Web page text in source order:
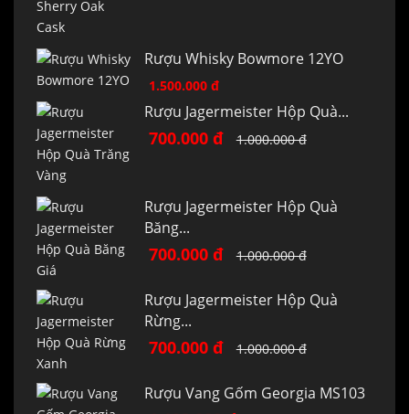
Rượu Whisky Bowmore 12YO
1.500.000 đ
Rượu Jagermeister Hộp Quà...
700.000 đ 1.000.000 đ
Rượu Jagermeister Hộp Quà
Băng...
700.000 đ 1.000.000 đ
Rượu Jagermeister Hộp Quà
Rừng...
700.000 đ 1.000.000 đ
Rượu Vang Gốm Georgia MS103